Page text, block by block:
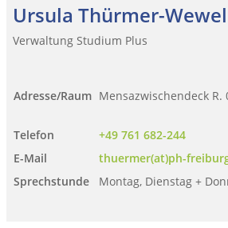
Ursula Thürmer-Wewel
Verwaltung Studium Plus
Adresse/Raum Mensazwischendeck R.
Telefon
+49 761 682-244
E-Mail
thuermer(at)ph-
Sprechstunde
Montag, Dienstag +